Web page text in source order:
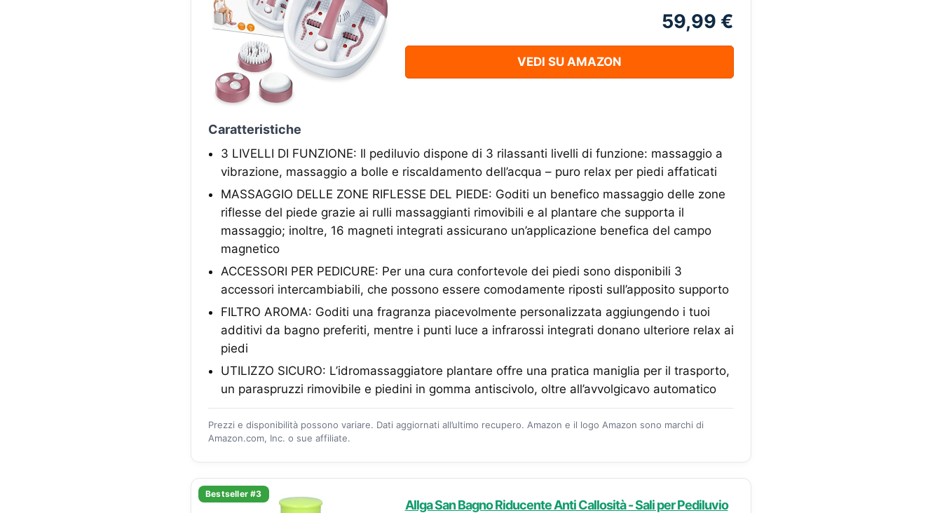
59,99 €
VEDI SU AMAZON
Caratteristiche
3 LIVELLI DI FUNZIONE: Il pediluvio dispone di 3 rilassanti livelli di funzione: massaggio a
vibrazione, massaggio a bolle e riscaldamento dell’acqua – puro relax per piedi affaticati
MASSAGGIO DELLE ZONE RIFLESSE DEL PIEDE: Goditi un benefico massaggio delle zone
riflesse del piede grazie ai rulli massaggianti rimovibili e al plantare che supporta il
massaggio; inoltre, 16 magneti integrati assicurano un’applicazione benefica del campo
magnetico
ACCESSORI PER PEDICURE: Per una cura confortevole dei piedi sono disponibili 3
accessori intercambiabili, che possono essere comodamente riposti sull’apposito supporto
FILTRO AROMA: Goditi una fragranza piacevolmente personalizzata aggiungendo i tuoi
additivi da bagno preferiti, mentre i punti luce a infrarossi integrati donano ulteriore relax ai
piedi
UTILIZZO SICURO: L’idromassaggiatore plantare offre una pratica maniglia per il trasporto,
un paraspruzzi rimovibile e piedini in gomma antiscivolo, oltre all’avvolgicavo automatico
Prezzi e disponibilità possono variare. Dati aggiornati all’ultimo recupero. Amazon e il logo Amazon sono marchi di
Amazon.com, Inc. o sue affiliate.
Bestseller #3
Allga San Bagno Riducente Anti Callosità - Sali per Pediluvio